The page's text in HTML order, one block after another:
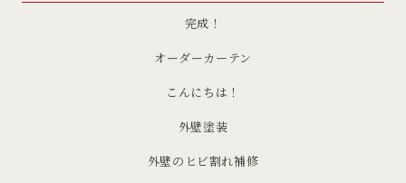
完成！
オーダーカーテン
こんにちは！
外壁塗装
外壁のヒビ割れ補修